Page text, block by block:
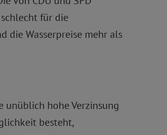
für die
die Wasserpreise mehr als
unüblich hohe Verzinsung
besteht,